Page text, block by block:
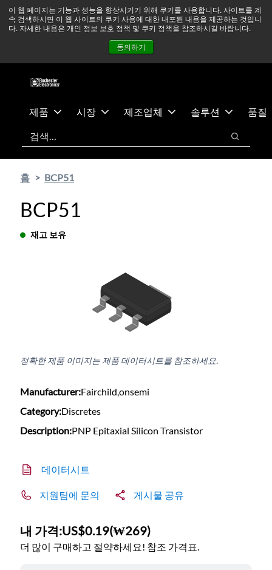
이 웹 페이지는 기능과 성능을 향상시키기 위해 쿠키를 사용합니다. 사이트를 계
속 검색하시면 이 웹 사이트의 쿠키 사용에 대한 내포된 내용을 제공하는 것입니
다. 자세한 내용은 개인 정보 보호 정책 및 쿠키 정책을 참조하시길 바랍니다.
동의하기
츠
건
중동 지역 상황을 지속적으로 주시하고 있으며, 모든 서비스는
정상적으로 운영되고 있습니다. 더 읽어보기 →
뉴스
문의하기
제품 시장 제조업체 솔루션
품질
검색
검색
홈 BCP51
BCP51
재고 보유
정확한 제품 이미지는 제품 데이터시트를 참조하세요.
Manufacturer:Fairchild,onsemi
Category:Discretes
Description:PNP Epitaxial Silicon Transistor
데이터시트
지원팀에 문의 게시물 공유
내 가격:US$0.19(₩269)
더 많이 구매하고 절약하세요! 참조 가격표.